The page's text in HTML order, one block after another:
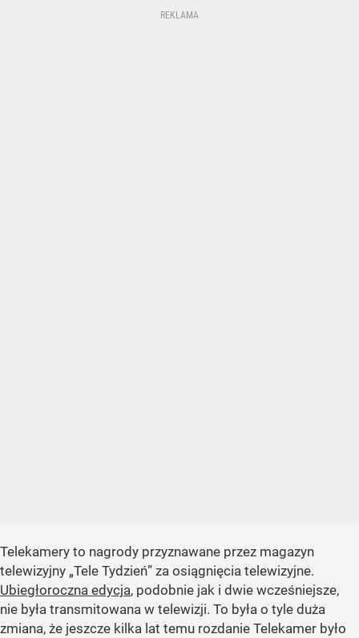
Telekamery to nagrody przyznawane przez magazyn
telewizyjny „Tele Tydzień” za osiągnięcia telewizyjne.
Ubiegłoroczna edycja, podobnie jak i dwie wcześniejsze,
nie była transmitowana w telewizji. To była o tyle duża
zmiana, że jeszcze kilka lat temu rozdanie Telekamer było